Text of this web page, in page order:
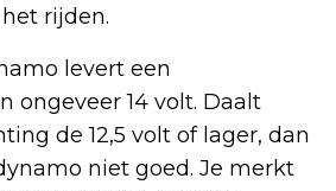
rijden.
levert een
ongeveer 14 volt. Daalt
de 12,5 volt of lager, dan
niet goed. Je merkt